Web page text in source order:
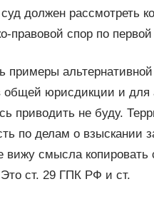
суд должен рассмотреть
правовой спор по
примеры
общей юрисдикции и для
приводить не буду.
по делам о взыскании
вижу смысла копировать
Это ст. 29 ГПК РФ и ст.